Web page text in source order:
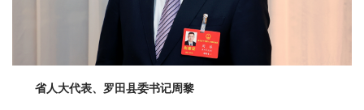
省人大代表、罗田县委书记周黎